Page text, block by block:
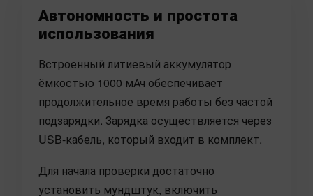
Автономность и простота
использования
Встроенный литиевый аккумулятор
ёмкостью 1000 мАч обеспечивает
продолжительное время работы без частой
подзарядки. Зарядка осуществляется через
USB-кабель, который входит в комплект.
Для начала проверки достаточно
установить мундштук, включить